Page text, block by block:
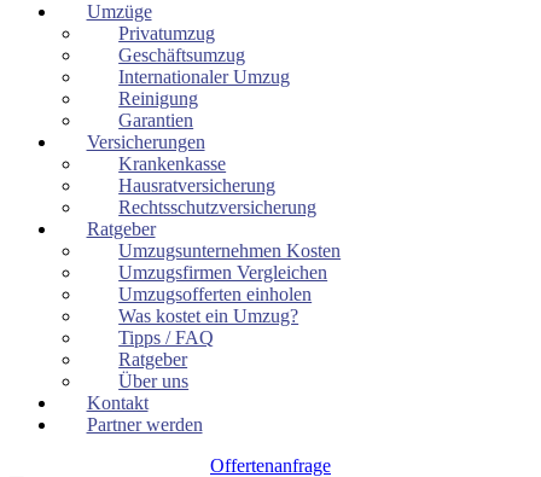
Umzüge
Privatumzug
Geschäftsumzug
Internationaler Umzug
Reinigung
Garantien
Versicherungen
Krankenkasse
Hausratversicherung
Rechtsschutzversicherung
Ratgeber
Umzugsunternehmen Kosten
Umzugsfirmen Vergleichen
Umzugsofferten einholen
Was kostet ein Umzug?
Tipps / FAQ
Ratgeber
Über uns
Kontakt
Partner werden
Offertenanfrage